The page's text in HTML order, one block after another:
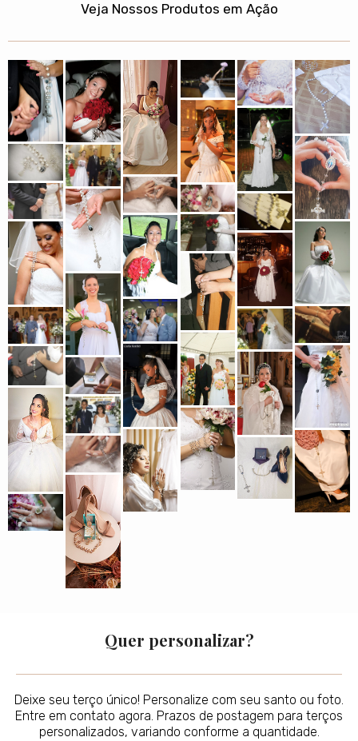
Veja Nossos Produtos em Ação
Quer personalizar?
Deixe seu terço único! Personalize com seu santo ou foto.
Entre em contato agora. Prazos de postagem para terços
personalizados, variando conforme a quantidade.